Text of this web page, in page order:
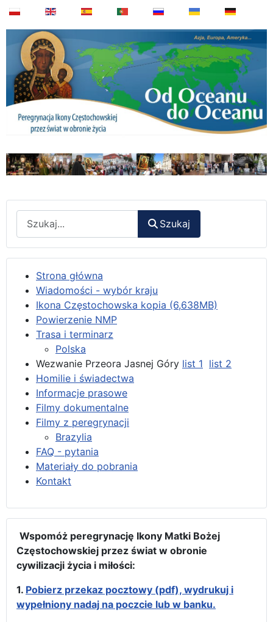
Szukaj
Strona główna
Wiadomości - wybór kraju
Ikona Częstochowska kopia (6,638MB)
Powierzenie NMP
Trasa i terminarz
Polska
Wezwanie Przeora Jasnej Góry list 1 list 2
Homilie i świadectwa
Informacje prasowe
Filmy dokumentalne
Filmy z peregrynacji
Brazylia
FAQ - pytania
Materiały do pobrania
Kontakt
Wspomóż peregrynację Ikony Matki Bożej
Częstochowskiej przez świat w obronie
cywilizacji życia i miłości:
1. Pobierz przekaz pocztowy (pdf), wydrukuj i
wypełniony nadaj na poczcie lub w banku.